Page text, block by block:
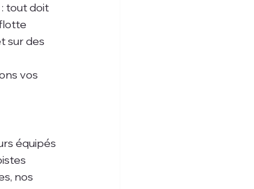
tout doit
sur des
vos
équipés
nos